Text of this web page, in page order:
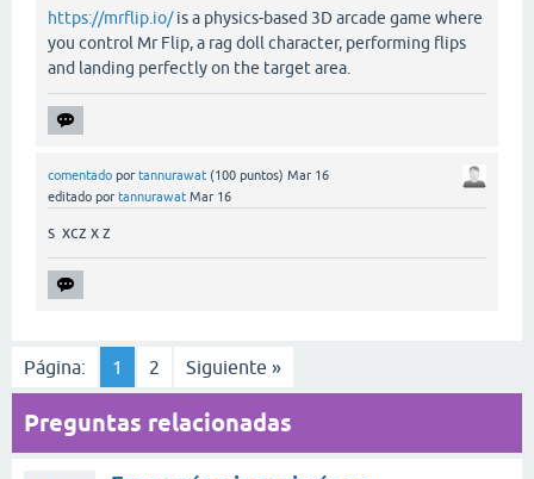
https://mrflip.io/is a physics-based 3D arcade game where
you control Mr Flip, a rag doll character, performing flips
and landing perfectly on the target area.
comentado por tannurawat (100 puntos) Mar 16
editado por tannurawat Mar 16
s xcz x z
Página: 1 2 Siguiente »
Preguntas relacionadas